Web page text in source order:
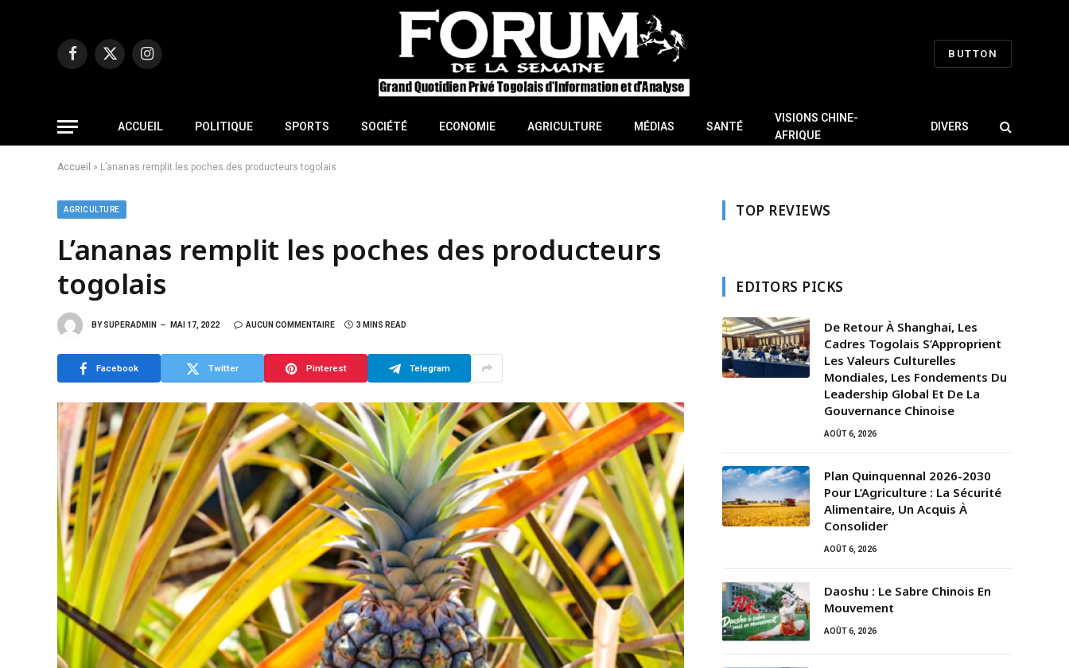
Facebook
X
Instagram
BUTTON
ACCUEIL POLITIQUE SPORTS SOCIÉTÉ ECONOMIE AGRICULTURE MÉDIAS SANTÉ
VISIONS CHINE-
AFRIQUE
DIVERS
Accueil » L’ananas remplit les poches des producteurs togolais
AGRICULTURE
L’ananas remplit les poches des producteurs
togolais
BY SUPERADMIN MAI 17, 2022 AUCUN COMMENTAIRE 3 MINS READ
Facebook Twitter Pinterest Telegram
TOP REVIEWS
EDITORS PICKS
De Retour À Shanghai, Les
Cadres Togolais S’Approprient
Les Valeurs Culturelles
Mondiales, Les Fondements Du
Leadership Global Et De La
Gouvernance Chinoise
AOÛT 6, 2026
Plan Quinquennal 2026-2030
Pour L’Agriculture : La Sécurité
Alimentaire, Un Acquis À
Consolider
AOÛT 6, 2026
Daoshu : Le Sabre Chinois En
Mouvement
AOÛT 6, 2026